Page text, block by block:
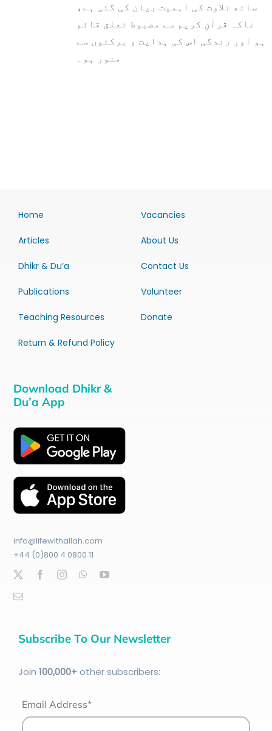
ساتھ تلاوت کی اہمیت بیان کی گئی ہے،
تاکہ قرآنِ کریم سے مضبوط تعلق قائم
ہو اور زندگی اس کی ہدایت و برکتوں سے
منور ہو۔
Home
Articles
Dhikr & Du’a
Publications
Teaching Resources
Return & Refund Policy
Vacancies
About Us
Contact Us
Volunteer
Donate
Download Dhikr &
Du’a App
info@lifewithallah.com
+44 (0)800 4 0800 11
Subscribe To Our Newsletter
Join 100,000+other subscribers:
Email Address*